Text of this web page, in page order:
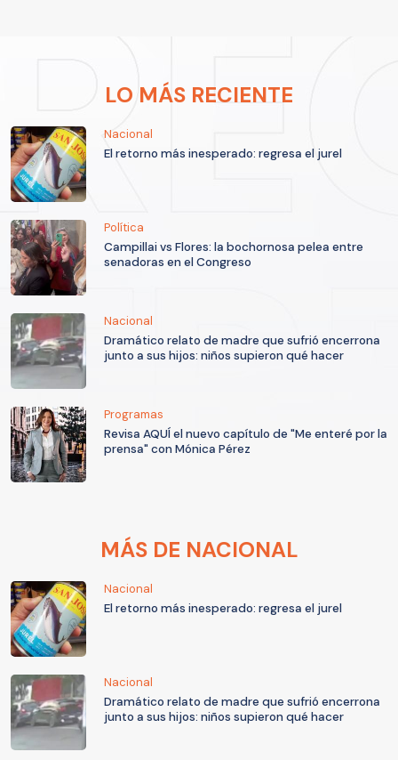
LO MÁS RECIENTE
Nacional
El retorno más inesperado: regresa el jurel
Política
Campillai vs Flores: la bochornosa pelea entre
senadoras en el Congreso
Nacional
Dramático relato de madre que sufrió encerrona
junto a sus hijos: niños supieron qué hacer
Programas
Revisa AQUÍ el nuevo capítulo de "Me enteré por la
prensa" con Mónica Pérez
MÁS DE NACIONAL
Nacional
El retorno más inesperado: regresa el jurel
Nacional
Dramático relato de madre que sufrió encerrona
junto a sus hijos: niños supieron qué hacer